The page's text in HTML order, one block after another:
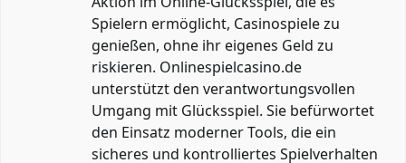
Spielern ermöglicht, Casinospiele zu
genießen, ohne ihr eigenes Geld zu
riskieren. Onlinespielcasino.de
unterstützt den verantwortungsvollen
Umgang mit Glücksspiel. Sie befürwortet
den Einsatz moderner Tools, die ein
sicheres und kontrolliertes Spielverhalten